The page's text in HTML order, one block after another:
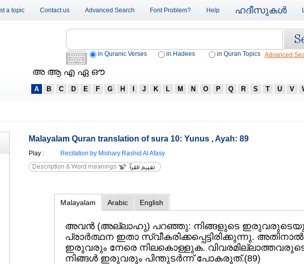
a topic Contact us Advanced Search Font Problem? Help ഹദീസുകള്‍
in Quranic Verses in Hadees in Quran Topics Advanced
അ ആ എ ഏ ഔ
A B C D E F G H J K L M N O P Q R S T U V
Malayalam Quran translation of sura 10: Yunus , Ayah: 89
Play : Recitation by Mishary Rashid Al Afasy
Malayalam Arabic English
അവന്‍ (അല്ലാഹു) പറഞ്ഞു: നിങ്ങളുടെ
പ്രാര്‍ത്ഥന ഇതാ സ്വീകരിക്കപ്പെട്ടിരിക്കുന്നു.
ഇരുവരും നേരെ നിലകൊള്ളുക. വിവരമില്ലാത്തവരുടെ
നിങ്ങള്‍ ഇരുവരും പിന്തുടര്‍ന്ന്‌ പോകരുത്‌.(89)